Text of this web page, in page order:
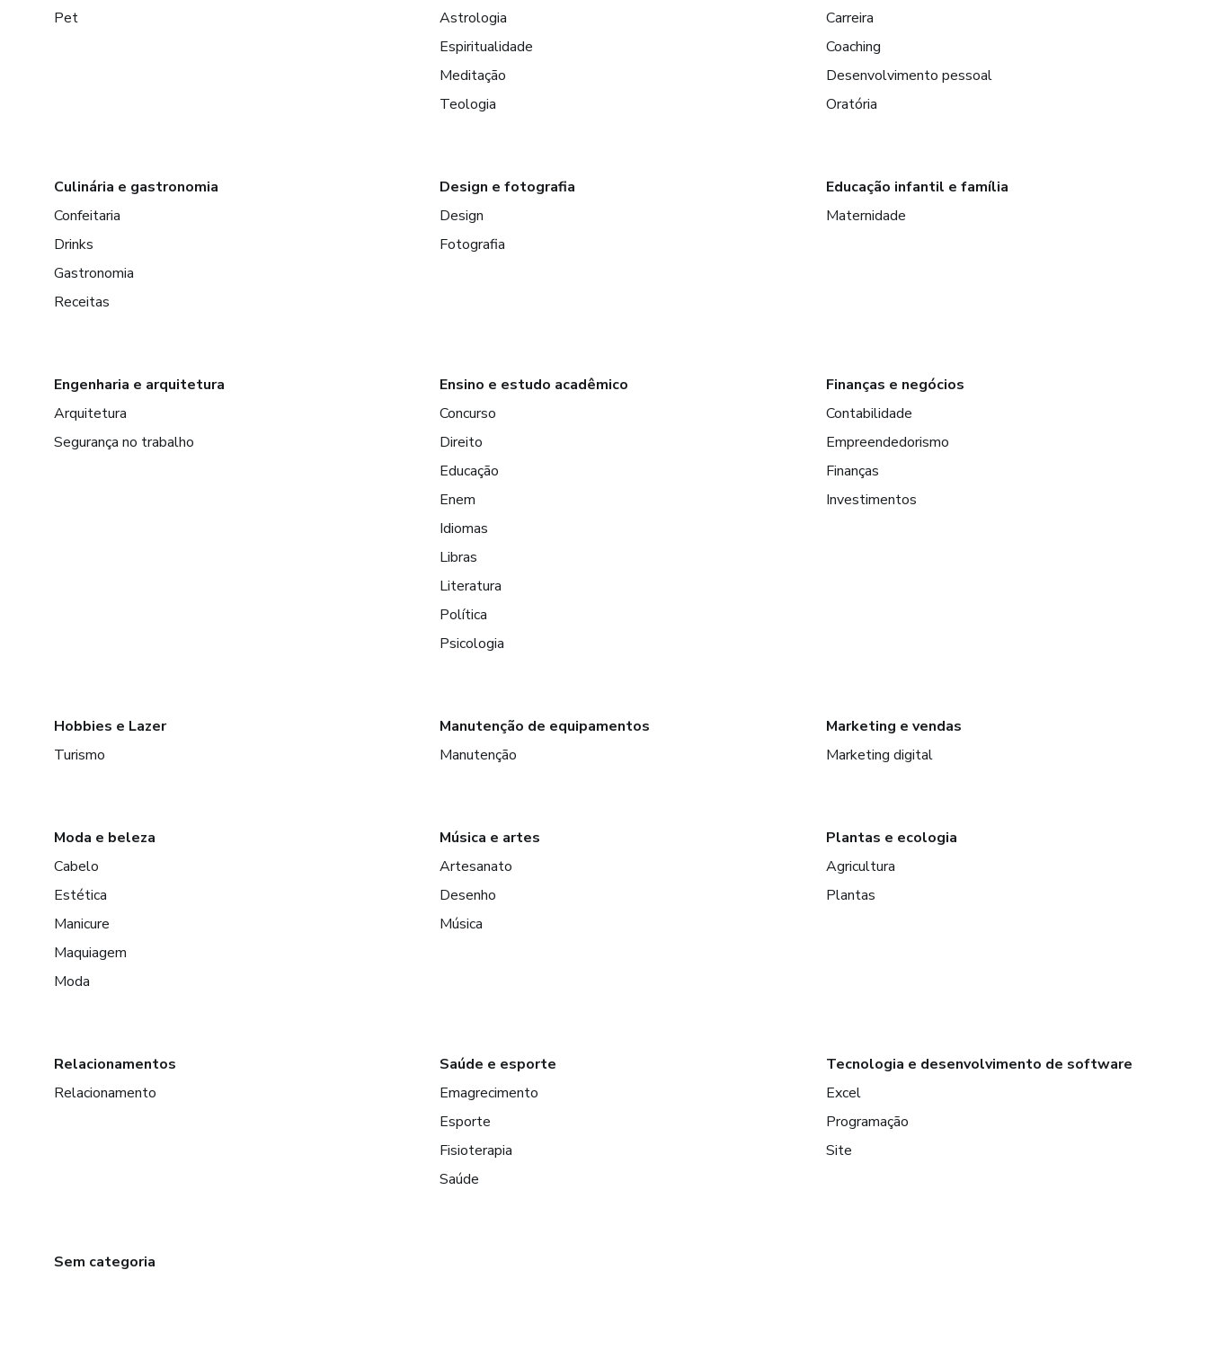
Pet
Astrologia
Espiritualidade
Meditação
Teologia
Carreira
Coaching
Desenvolvimento pessoal
Oratória
Culinária e gastronomia
Confeitaria
Drinks
Gastronomia
Receitas
Design e fotografia
Design
Fotografia
Educação infantil e família
Maternidade
Engenharia e arquitetura
Arquitetura
Segurança no trabalho
Ensino e estudo acadêmico
Concurso
Direito
Educação
Enem
Idiomas
Libras
Literatura
Política
Psicologia
Finanças e negócios
Contabilidade
Empreendedorismo
Finanças
Investimentos
Hobbies e Lazer
Turismo
Manutenção de equipamentos
Manutenção
Marketing e vendas
Marketing digital
Moda e beleza
Cabelo
Estética
Manicure
Maquiagem
Moda
Música e artes
Artesanato
Desenho
Música
Plantas e ecologia
Agricultura
Plantas
Relacionamentos
Relacionamento
Saúde e esporte
Emagrecimento
Esporte
Fisioterapia
Saúde
Tecnologia e desenvolvimento de software
Excel
Programação
Site
Sem categoria